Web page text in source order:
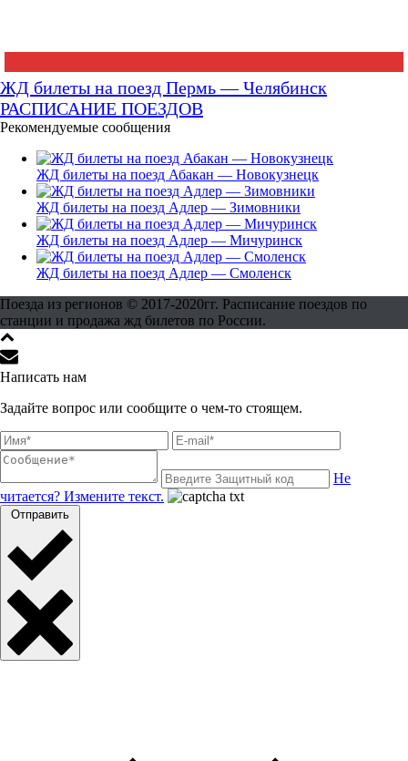
ЖД билеты на поезд Пермь — Челябинск
РАСПИСАНИЕ ПОЕЗДОВ
Рекомендуемые сообщения
ЖД билеты на поезд Абакан — Новокузнецк
ЖД билеты на поезд Адлер — Зимовники
ЖД билеты на поезд Адлер — Мичуринск
ЖД билеты на поезд Адлер — Смоленск
Поезда из регионов © 2017-2020гг. Расписание поездов по
станции и продажа жд билетов по России.
Написать нам
Задайте вопрос или сообщите о чем-то стоящем.
Не
читается? Измените текст.
Отправить